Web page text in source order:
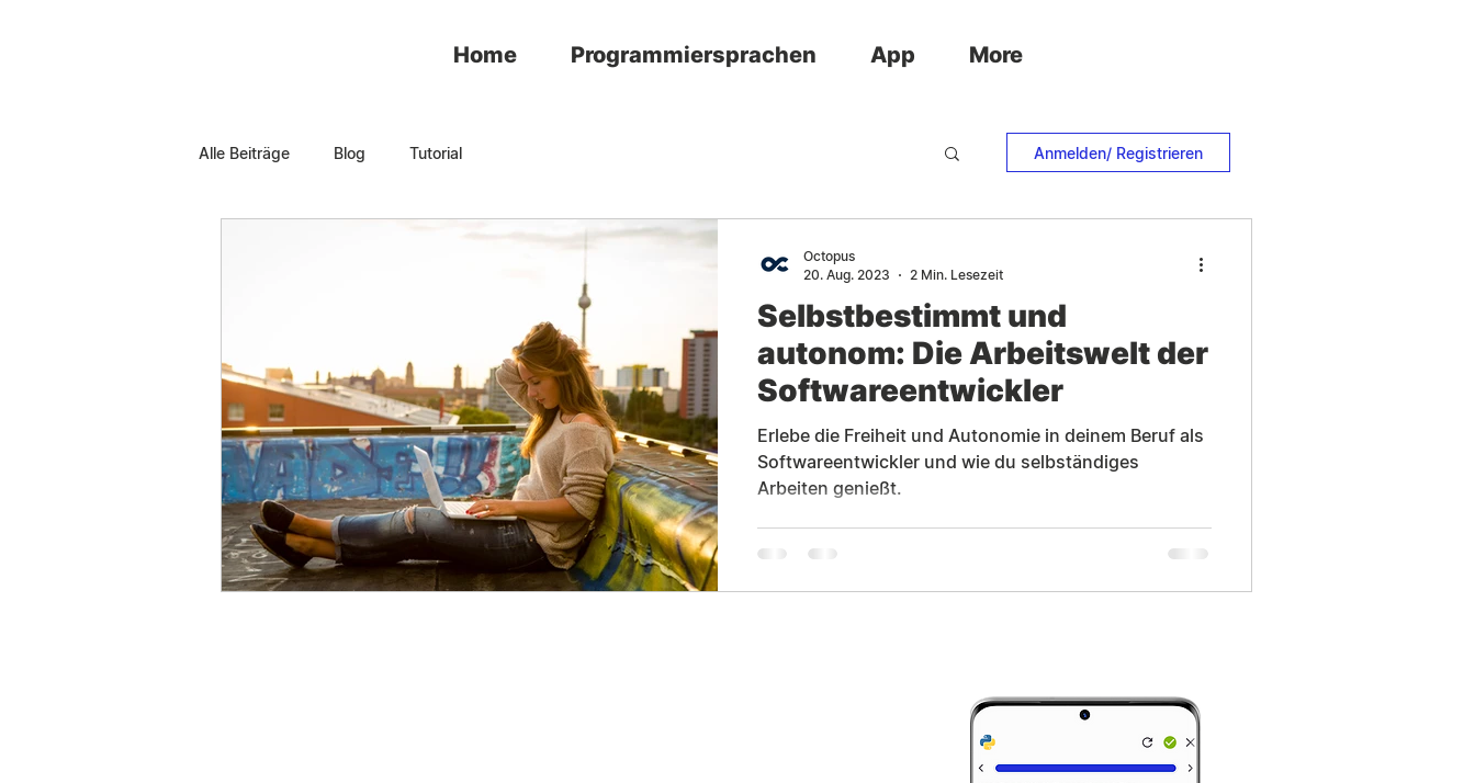
Home Programmiersprachen App More
Alle Beiträge Blog Tutorial Anmelden/ Registrieren
Selbstbestimmt und
autonom: Die Arbeitswelt der
Softwareentwickler
Erlebe die Freiheit und Autonomie in deinem Beruf als
Softwareentwickler und wie du selbständiges
Arbeiten genießt.
Octopus
20. Aug. 2023
2 Min. Lesezeit